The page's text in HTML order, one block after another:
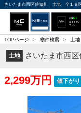
TOPページ > 物件検索 > 土地
土地 さいたま市西
2,299万円 値下がり